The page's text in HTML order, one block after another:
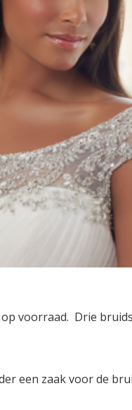
voorraad. Drie
een zaak voor de